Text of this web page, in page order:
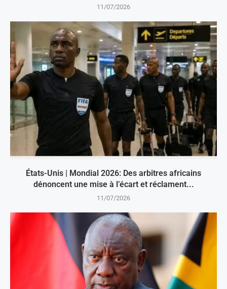
11/07/2026
États-Unis | Mondial 2026: Des arbitres africains
dénoncent une mise à l’écart et réclament...
11/07/2026